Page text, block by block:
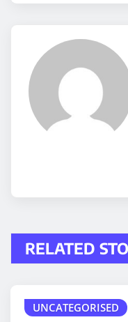
RELATED
UNCATEGORISED